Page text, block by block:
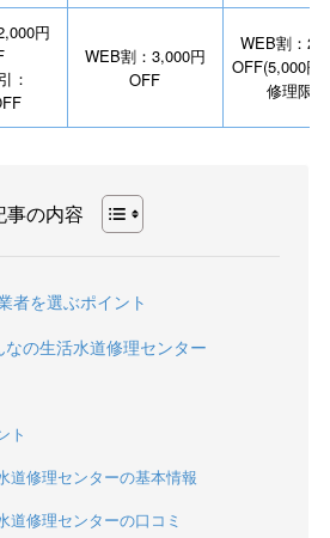
円
：
WEB割：3,000円
OFF
WEB割：
OFF(5,000円
修理限
事の内容
者を選ぶポイント
の生活水道修理センター
ト
道修理センターの基本情報
道修理センターの口コミ